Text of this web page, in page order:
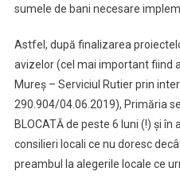
sumele de bani necesare
Astfel, după finalizarea
avizelor (cel mai important fiind
Mureș – Serviciul Rutier prin
290.904/04.06.2019), Primăria
BLOCATĂ de peste 6 luni (!) și
consilieri locali ce nu doresc
preambul la alegerile locale ce